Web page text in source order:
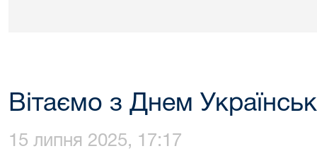
Вітаємо з Днем
15 липня 2025, 17:17